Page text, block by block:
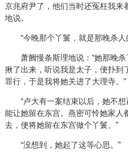
京兆府尹了，他们当时还冤枉我
地说。
“今晚那个丫鬟，就是那晚杀人
萧阙慢条斯理地说：“她那晚
揪了出来，听说我是太子，便扑到
罪行，于是我将她关进了大理寺。”
“卢大有一案结束以后，她不
能让她留在东宫。燕密可怜她家人
去，便将她留在东宫做个丫鬟。”
“没想到，她起了这等心思。”